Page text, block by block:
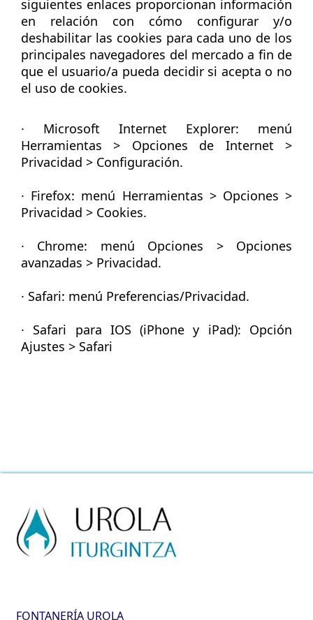
siguientes enlaces proporcionan información
en relación con cómo configurar y/o
deshabilitar las cookies para cada uno de los
principales navegadores del mercado a fin de
que el usuario/a pueda decidir si acepta o no
el uso de cookies.
· Microsoft Internet Explorer: menú
Herramientas > Opciones de Internet >
Privacidad > Configuración.
· Firefox: menú Herramientas > Opciones >
Privacidad > Cookies.
· Chrome: menú Opciones > Opciones
avanzadas > Privacidad.
· Safari: menú Preferencias/Privacidad.
· Safari para IOS(iPhone y iPad): Opción
Ajustes > Safari
FONTANERÍA UROLA